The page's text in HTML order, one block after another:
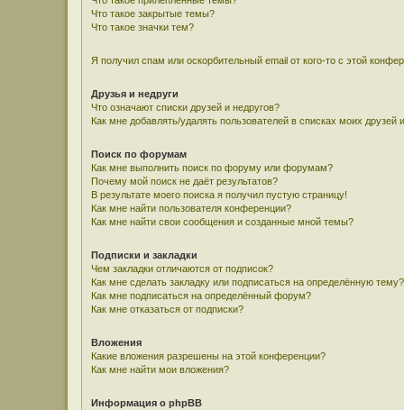
Что такое закрытые темы?
Что такое значки тем?
Я получил спам или оскорбительный email от кого-то с этой
Друзья и недруги
Что означают списки друзей и недругов?
Как мне добавлять/удалять пользователей в списках моих друзей
Поиск по форумам
Как мне выполнить поиск по форуму или форумам?
Почему мой поиск не даёт результатов?
В результате моего поиска я получил пустую страницу!
Как мне найти пользователя конференции?
Как мне найти свои сообщения и созданные мной темы?
Подписки и закладки
Чем закладки отличаются от подписок?
Как мне сделать закладку или подписаться на определённую тему?
Как мне подписаться на определённый форум?
Как мне отказаться от подписки?
Вложения
Какие вложения разрешены на этой конференции?
Как мне найти мои вложения?
Информация о phpBB